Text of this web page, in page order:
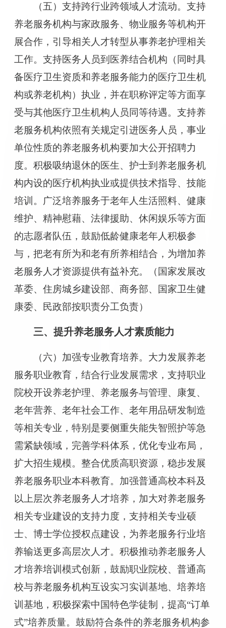
（五）支持跨行业跨领域人才流动。支持
养老服务机构与家政服务、物业服务等机构开
展合作，引导相关人才转型从事养老护理相关
工作。支持医务人员到医养结合机构（同时具
备医疗卫生资质和养老服务能力的医疗卫生机
构或养老机构）执业，并在职称评定等方面享
受与其他医疗卫生机构人员同等待遇。支持养
老服务机构依照有关规定引进医务人员，事业
单位性质的养老服务机构要加大公开招聘力
度。积极吸纳退休的医生、护士到养老服务机
构内设的医疗机构执业或提供技术指导、技能
培训。广泛培养服务于老年人生活照料、健康
维护、精神慰藉、法律援助、休闲娱乐等方面
的志愿者队伍，鼓励低龄健康老年人积极参
与，把老有所为和老有所养相结合，为增加养
老服务人才资源提供有益补充。（国家发展改
革委、住房城乡建设部、商务部、国家卫生健
康委、民政部按职责分工负责）
三、提升养老服务人才素质能力
（六）加强专业教育培养。大力发展养老
服务职业教育，结合行业发展需求，支持职业
院校开设养老护理、养老服务与管理、康复、
老年营养、老年社会工作、老年用品研发制造
等相关专业，特别是要侧重失能失智照护等急
需紧缺领域，完善学科体系，优化专业布局，
扩大招生规模。整合优质高职资源，稳步发展
养老服务职业本科教育。加强普通高校本科及
以上层次养老服务人才培养，加大对养老服务
相关专业建设的支持力度，支持相关专业硕
士、博士学位授权点建设，为养老服务行业培
养输送更多高层次人才。积极推动养老服务人
才培养培训模式创新，鼓励职业院校、普通高
校与养老服务机构互设实习实训基地、培养培
训基地，积极探索中国特色学徒制，提高“订单
式”培养质量。鼓励符合条件的养老服务机构参